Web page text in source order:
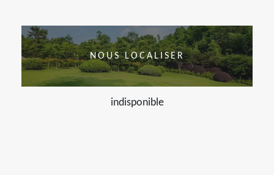
NOUS LOCALISER
indisponible